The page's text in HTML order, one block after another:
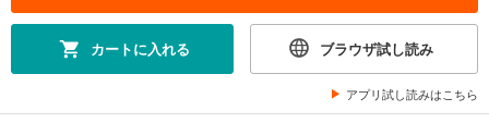
カートに入れる ブラウザ試し読み
アプリ試し読みはこちら